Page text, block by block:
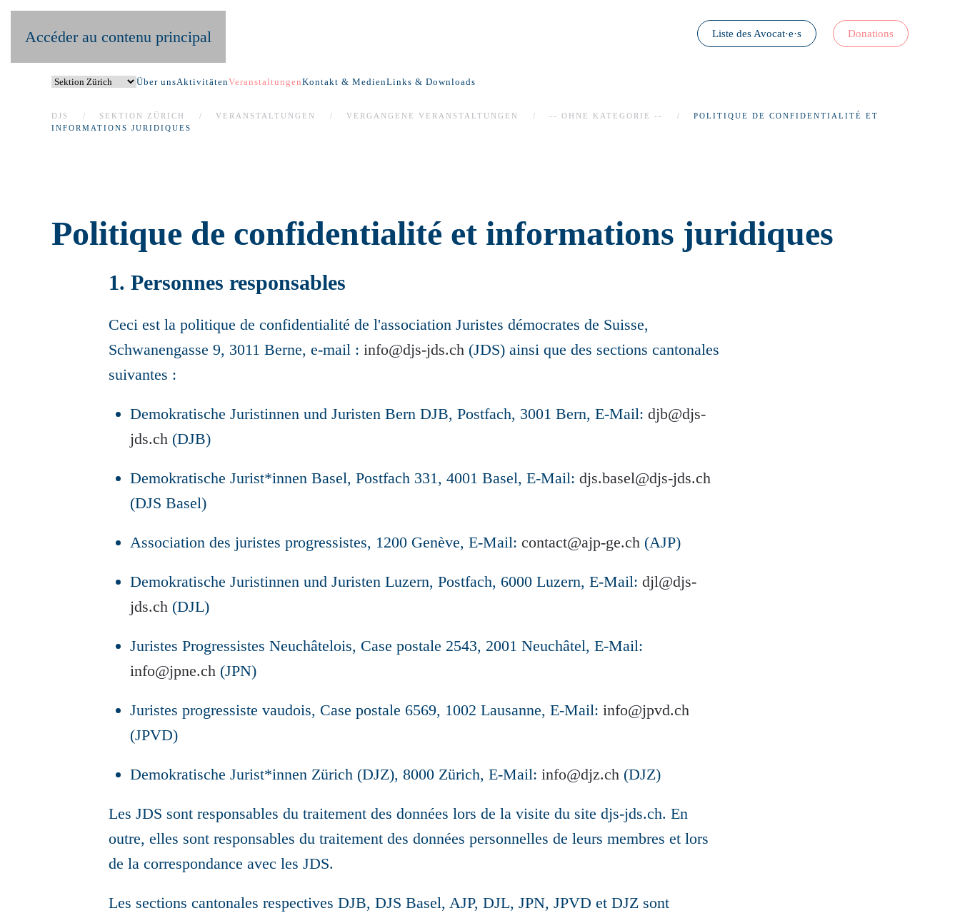
Accéder au contenu principal Liste des Avocat·e·s Donations
Über unsAktivitätenVeranstaltungenKontakt & MedienLinks & Downloads
DJS SEKTION ZÜRICH VERANSTALTUNGEN VERGANGENE VERANSTALTUNGEN -- OHNE KATEGORIE --
POLITIQUE DE CONFIDENTIALITÉ ET
INFORMATIONS JURIDIQUES
Politique de confidentialité et informations juridiques
1. Personnes responsables
Ceci est la politique de confidentialité de l'association Juristes démocrates de Suisse,
Schwanengasse 9, 3011 Berne, e-mail : info@djs-jds.ch (JDS) ainsi que des sections cantonales
suivantes :
Demokratische Juristinnen und Juristen Bern DJB, Postfach, 3001 Bern, E-Mail: djb@djs-
jds.ch (DJB)
Demokratische Jurist*innen Basel, Postfach 331, 4001 Basel, E-Mail: djs.basel@djs-jds.ch
(DJS Basel)
Association des juristes progressistes, 1200 Genève, E-Mail: contact@ajp-ge.ch (AJP)
Demokratische Juristinnen und Juristen Luzern, Postfach, 6000 Luzern, E-Mail: djl@djs-
jds.ch (DJL)
Juristes Progressistes Neuchâtelois, Case postale 2543, 2001 Neuchâtel, E-Mail:
info@jpne.ch (JPN)
Juristes progressiste vaudois, Case postale 6569, 1002 Lausanne, E-Mail: info@jpvd.ch
(JPVD)
Demokratische Jurist*innen Zürich (DJZ), 8000 Zürich, E-Mail: info@djz.ch (DJZ)
Les JDS sont responsables du traitement des données lors de la visite du site djs-jds.ch. En
outre, elles sont responsables du traitement des données personnelles de leurs membres et lors
de la correspondance avec les JDS.
Les sections cantonales respectives DJB, DJS Basel, AJP, DJL, JPN, JPVD et DJZ sont